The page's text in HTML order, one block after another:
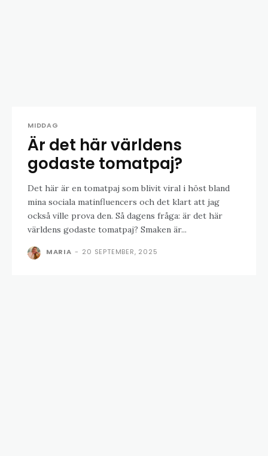
MIDDAG
Är det här världens
godaste tomatpaj?
Det här är en tomatpaj som blivit viral i höst bland
mina sociala matinfluencers och det klart att jag
också ville prova den. Så dagens fråga: är det här
världens godaste tomatpaj? Smaken är...
MARIA - 20 SEPTEMBER, 2025